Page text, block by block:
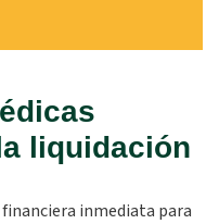
liquidación
inmediata para